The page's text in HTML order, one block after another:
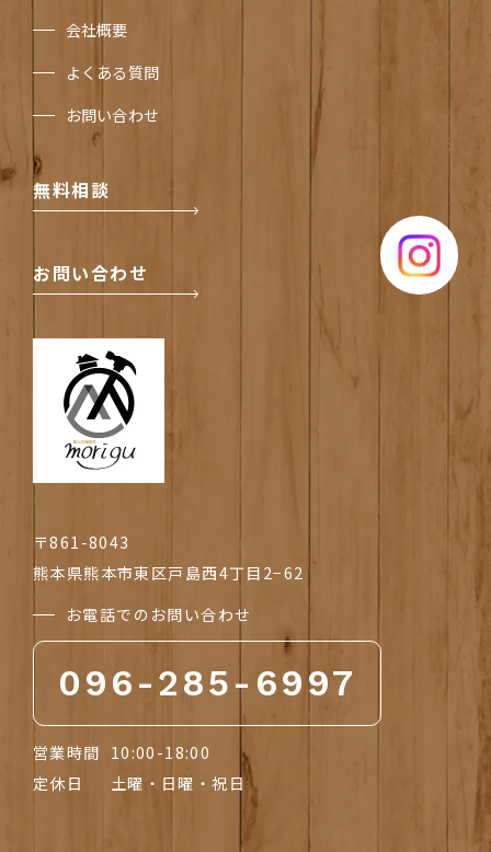
会社概要
よくある質問
お問い合わせ
無料相談
お問い合わせ
Instagram
〒861-8043
熊本県熊本市東区戸島西4丁目2−62
お電話でのお問い合わせ
096-285-6997
営業時間 10:00-18:00
定休日
土曜・日曜・祝日